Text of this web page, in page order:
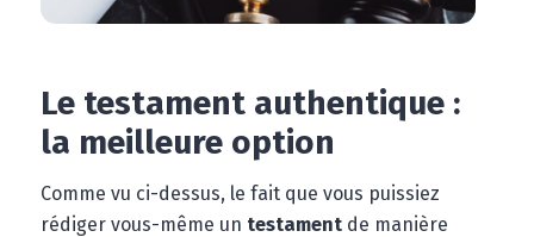
Le testament authentique :
la meilleure option
Comme vu ci-dessus, le fait que vous puissiez
rédiger vous-même un testamentde manière